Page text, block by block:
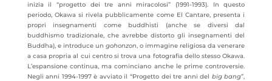
inizia il “progetto dei tre anni miracolosi” (1991-1993). In questo
periodo, Okawa si rivela pubblicamente come El Cantare, presenta i
propri insegnamenti come buddhisti (anche se diversi dal
buddhismo tradizionale, che avrebbe distorto gli insegnamenti del
Buddha), e introduce un gohonzon, o immagine religiosa da venerare
a casa propria al cui centro si trova una fotografia dello stesso Okawa.
L’espansione continua, ma cominciano anche le prime controversie.
Negli anni 1994-1997 è avviato il “Progetto dei tre anni del big bang”,